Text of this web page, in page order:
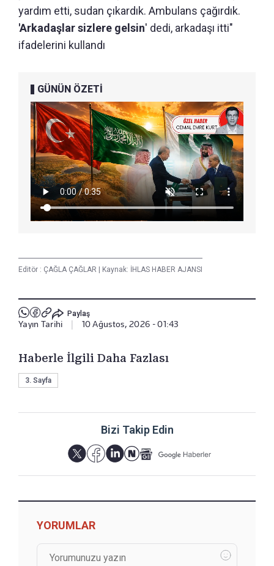
yardım etti, sudan çıkardık. Ambulans çağırdık.
'Arkadaşlar sizlere gelsin' dedi, arkadaşı itti"
ifadelerini kullandı
GÜNÜN ÖZETİ
Editör : ÇAĞLA ÇAĞLAR Kaynak: İHLAS HABER AJANSI
Paylaş
Yayın Tarihi 10 Ağustos, 2026 - 01:43
Haberle İlgili Daha Fazlası
3. Sayfa
Bizi Takip Edin
YORUMLAR